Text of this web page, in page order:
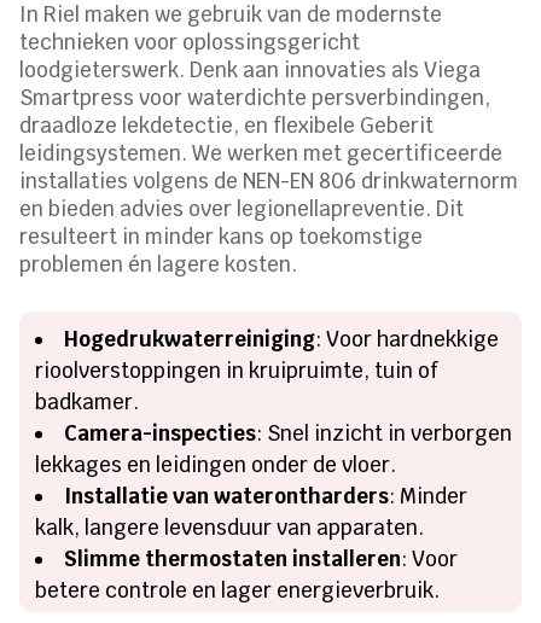
In Riel maken we gebruik van de modernste
technieken voor oplossingsgericht
loodgieterswerk. Denk aan innovaties als Viega
Smartpress voor waterdichte persverbindingen,
draadloze lekdetectie, en flexibele Geberit
leidingsystemen. We werken met gecertificeerde
installaties volgens de NEN-EN 806 drinkwaternorm
en bieden advies over legionellapreventie. Dit
resulteert in minder kans op toekomstige
problemen én lagere kosten.
Hogedrukwaterreiniging: Voor hardnekkige
rioolverstoppingen in kruipruimte, tuin of
badkamer.
Camera-inspecties: Snel inzicht in verborgen
lekkages en leidingen onder de vloer.
Installatie van waterontharders: Minder
kalk, langere levensduur van apparaten.
Slimme thermostaten installeren: Voor
betere controle en lager energieverbruik.